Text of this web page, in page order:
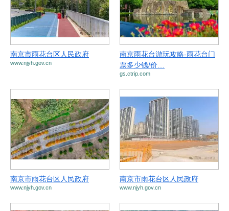
南京市雨花台区人民政府
www.njyh.gov.cn
南京雨花台游玩攻略-雨花台门
票多少钱/价…
gs.ctrip.com
南京市雨花台区人民政府
www.njyh.gov.cn
南京市雨花台区人民政府
www.njyh.gov.cn